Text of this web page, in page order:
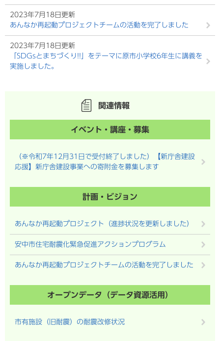
2023年7月18日更新
あんなか再起動プロジェクトチームの活動を完了しました
2023年7月18日更新
「SDGsとまちづくり!!」をテーマに原市小学校6年生に講義を
実施しました。
関連情報
イベント・講座・募集
（※令和7年12月31日で受付終了しました）【新庁舎建設
応援】新庁舎建設事業への寄附金を募集します
計画・ビジョン
あんなか再起動プロジェクト（進捗状況を更新しました）
安中市住宅耐震化緊急促進アクションプログラム
あんなか再起動プロジェクトチームの活動を完了しました
オープンデータ（データ資源活用）
市有施設（旧耐震）の耐震改修状況